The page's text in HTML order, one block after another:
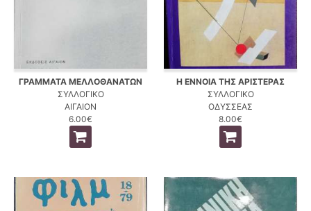
ΓΡΑΜΜΑΤΑ ΜΕΛΛΟΘΑΝΑΤΩΝ
ΣΥΛΛΟΓΙΚΟ
ΑΙΓΑΙΟΝ
6.00€
Η ΕΝΝΟΙΑ ΤΗΣ ΑΡΙΣΤΕΡΑΣ
ΣΥΛΛΟΓΙΚΟ
ΟΔΥΣΣΕΑΣ
8.00€